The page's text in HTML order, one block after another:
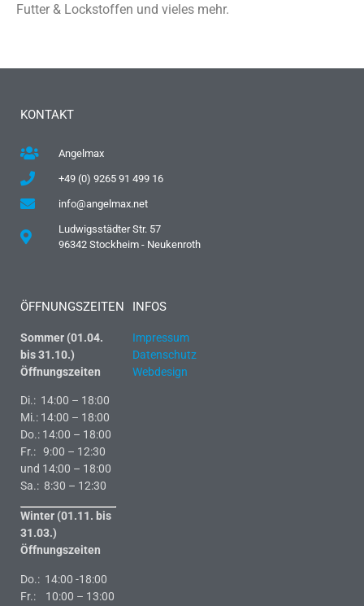
Futter & Lockstoffen und vieles mehr.
KONTAKT
Angelmax
+49 (0) 9265 91 499 16
info@angelmax.net
Ludwigsstädter Str. 57
96342 Stockheim - Neukenroth
ÖFFNUNGSZEITEN
Sommer (01.04.
bis 31.10.)
Öffnungszeiten
Di.: 14:00 – 18:00
Mi.: 14:00 – 18:00
Do.: 14:00 – 18:00
Fr.: 9:00 – 12:30
und 14:00 – 18:00
Sa.: 8:30 – 12:30
Winter (01.11. bis
31.03.)
Öffnungszeiten
Do.: 14:00 -18:00
Fr.: 10:00 – 13:00
INFOS
Impressum
Datenschutz
Webdesign